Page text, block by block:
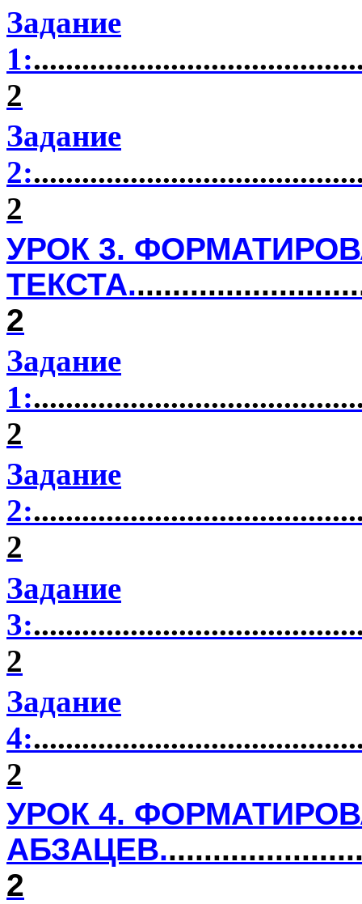
Задание
1:
2
Задание
2:
2
УРОК 3.
ТЕКСТА.
2
Задание
1:
2
Задание
2:
2
Задание
3:
2
Задание
4:
2
УРОК 4.
АБЗАЦЕВ.
2